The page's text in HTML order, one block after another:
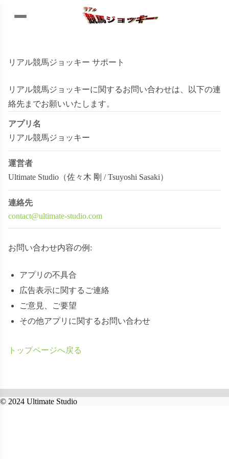
リアル競馬ジョッキー サポート
リアル競馬ジョッキーに関するお問い合わせは、以下の連
絡先までお願いいたします。
アプリ名
リアル競馬ジョッキー
運営者
Ultimate Studio（佐々木 剛 / Tsuyoshi Sasaki）
連絡先
contact@ultimate-studio.com
お問い合わせ内容の例:
アプリの不具合
広告表示に関するご連絡
ご意見、ご要望
その他アプリに関するお問い合わせ
トップページへ戻る
© 2024 Ultimate Studio